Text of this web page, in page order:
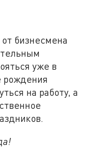
бизнесмена
уже в
рождения
на работу, а